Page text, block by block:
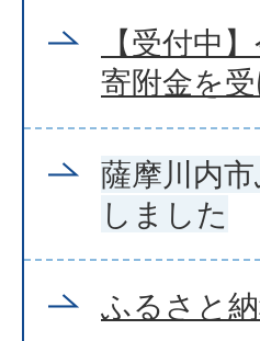
【受付中
寄附金を
薩摩川内
しました
ふるさと